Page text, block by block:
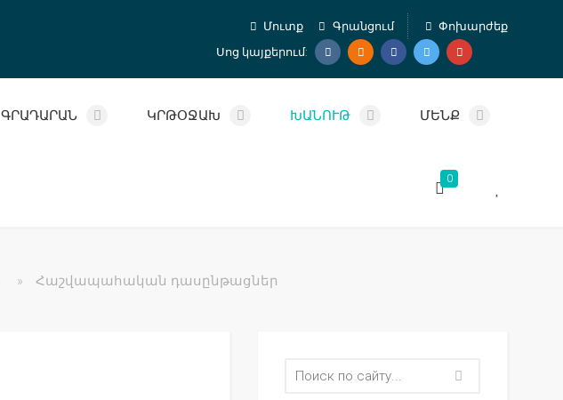
Փոխարժեք
Մուտք
Գրանցում
Սոց կայքերում:
ԳՐԱԴԱՐԱՆ ԿՐԹՕՋԱԽ ԽԱՆՈՒԹ ՄԵՆՔ
0
» Հաշվապահական դասընթացներ